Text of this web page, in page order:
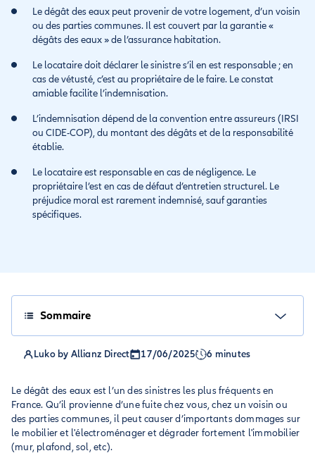
Le dégât des eaux peut provenir de votre logement, d’un voisin
ou des parties communes. Il est couvert par la garantie «
dégâts des eaux » de l’assurance habitation.
Le locataire doit déclarer le sinistre s’il en est responsable ; en
cas de vétusté, c’est au propriétaire de le faire. Le constat
amiable facilite l’indemnisation.
L’indemnisation dépend de la convention entre assureurs (IRSI
ou CIDE-COP), du montant des dégâts et de la responsabilité
établie.
Le locataire est responsable en cas de négligence. Le
propriétaire l’est en cas de défaut d’entretien structurel. Le
préjudice moral est rarement indemnisé, sauf garanties
spécifiques.
Sommaire
Luko by Allianz Direct 17/06/2025 6 minutes
Le dégât des eaux est l’un des sinistres les plus fréquents en
France. Qu’il provienne d’une fuite chez vous, chez un voisin ou
des parties communes, il peut causer d’importants dommages sur
le mobilier et l'électroménager et dégrader fortement l'immobilier
(mur, plafond, sol, etc).